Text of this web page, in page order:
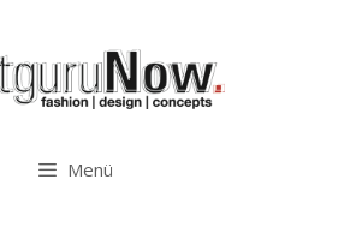
Menü